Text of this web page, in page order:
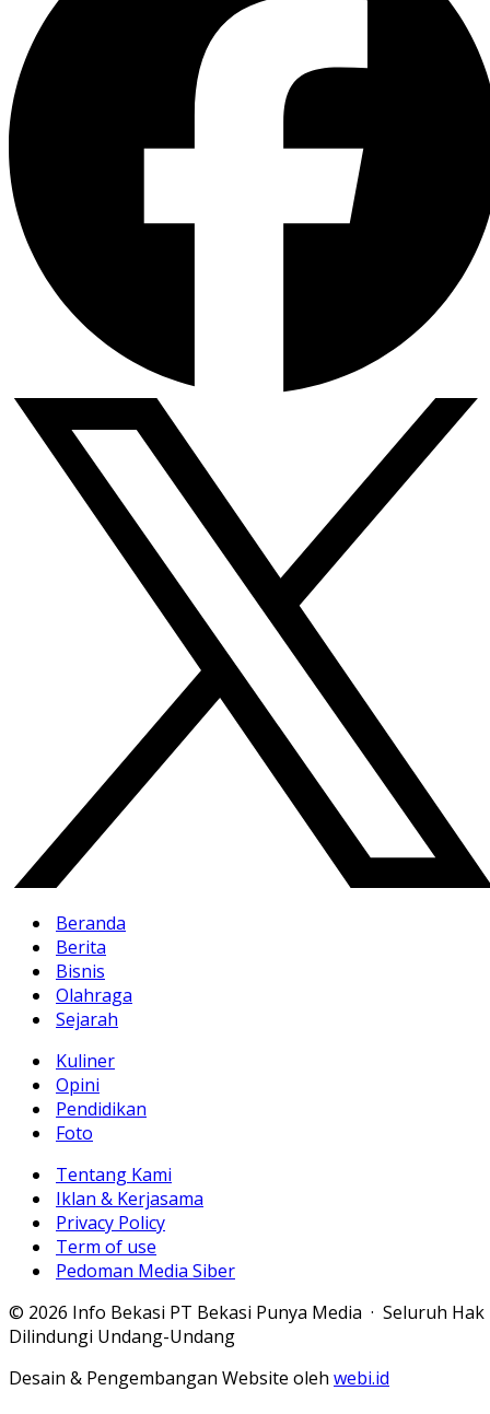
Beranda
Berita
Bisnis
Olahraga
Sejarah
Kuliner
Opini
Pendidikan
Foto
Tentang Kami
Iklan & Kerjasama
Privacy Policy
Term of use
Pedoman Media Siber
© 2026 Info Bekasi PT Bekasi Punya Media · Seluruh Hak
Dilindungi Undang-Undang
Desain & Pengembangan Website oleh webi.id